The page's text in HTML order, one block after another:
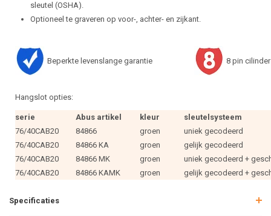
sleutel (OSHA).
Optioneel te graveren op voor-, achter- en zijkant.
Beperkte levenslange garantie 8 pin
Hangslot opties:
serie Abus artikel kleur
sleutelsysteem
76/40CAB20
84866 groen
uniek gecodeerd
76/40CAB20
84866 KA groen
gelijk gecodeerd
76/40CAB20
84866 MK groen
uniek gecodeerd +
76/40CAB20
84866 KAMK groen gelijk gecodeerd +
Specificaties